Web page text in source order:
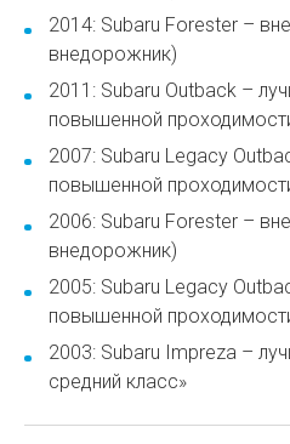
2014: Subaru Forester –
внедорожник)
2011: Subaru Outback –
повышенной
2007: Subaru Legacy
повышенной
2006: Subaru Forester –
внедорожник)
2005: Subaru Legacy
повышенной
2003: Subaru Impreza –
средний класс»